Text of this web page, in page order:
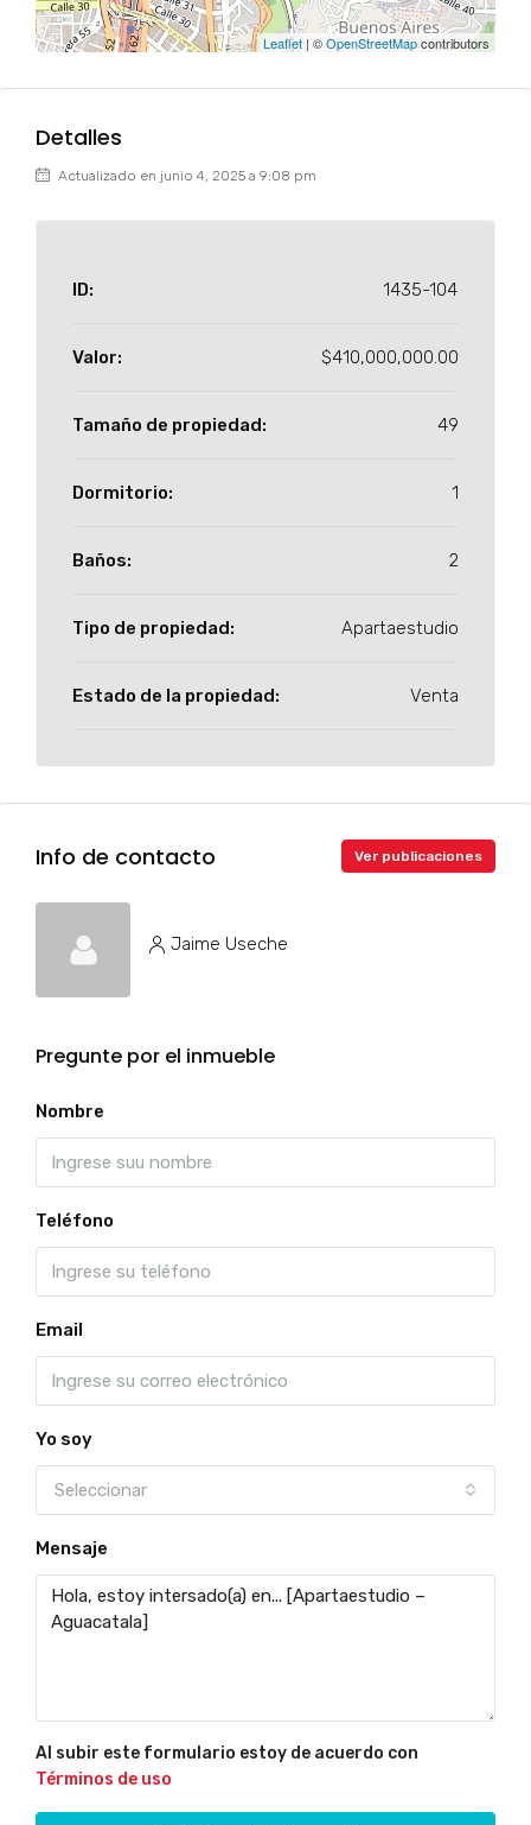
Leaflet | ©OpenStreetMapcontributors
Detalles
Actualizado en junio 4, 2025 a 9:08 pm
ID: 1435-104
Valor: $410,000,000.00
Tamaño de propiedad: 49
Dormitorio: 1
Baños: 2
Tipo de propiedad: Apartaestudio
Estado de la propiedad: Venta
Info de contacto Ver publicaciones
Jaime Useche
Pregunte por el inmueble
Nombre
Teléfono
Email
Yo soy
Seleccionar
Mensaje
Al subir este formulario estoy de acuerdo con
Términos de uso